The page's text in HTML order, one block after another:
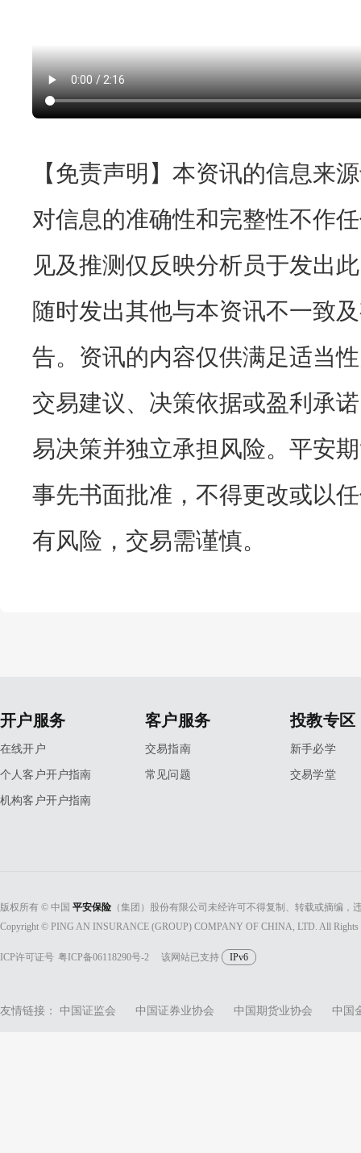
【免责声明】本资讯的信息来
对信息的准确性和完整性不作
见及推测仅反映分析员于发出
随时发出其他与本资讯不一致
告。资讯的内容仅供满足适当
交易建议、决策依据或盈利承
易决策并独立承担风险。平安
事先书面批准，不得更改或以
有风险，交易需谨慎。
开户服务
在线开户
个人客户开户指南
机构客户开户指南
客户服务
交易指南
常见问题
投教专区
新手必学
交易学堂
版权所有 © 中国 平安保险 （集团）股份有限公司未经许可不得复制、转载或摘编，
Copyright © PING AN INSURANCE (GROUP) COMPANY OF CHINA, LTD. All Rights
ICP许可证号 粤ICP备06118290号-2 该网站已支持 IPv6
友情链接： 中国证监会 中国证券业协会 中国期货业协会 中国